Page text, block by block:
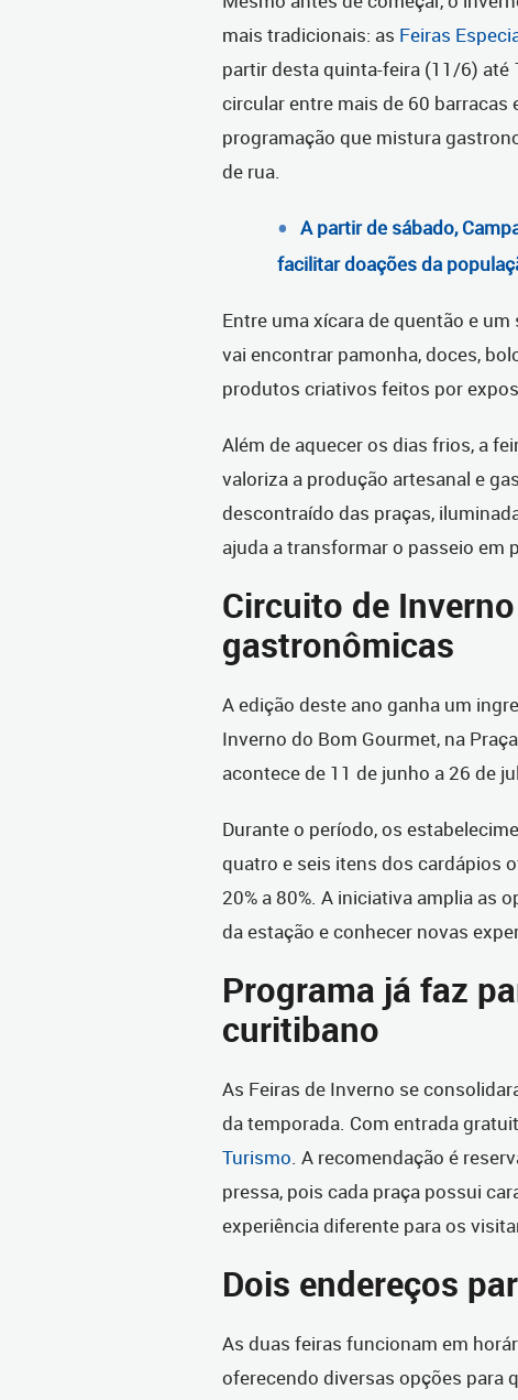
mais tradicionais: as Feiras
partir desta quinta-feira (11/6) até
circular entre mais de 60 barracas
programação que mistura
de rua.
A partir de sábado,
facilitar doações da
Entre uma xícara de quentão e
vai encontrar pamonha, doces,
produtos criativos feitos por
Além de aquecer os dias frios, a
valoriza a produção artesanal e
descontraído das praças,
ajuda a transformar o passeio em
Circuito de
gastronômicas
A edição deste ano ganha um
Inverno do Bom Gourmet, na
acontece de 11 de junho a 26 de
Durante o período, os
quatro e seis itens dos cardápios
20% a 80%. A iniciativa amplia as
da estação e conhecer novas
Programa já faz
curitibano
As Feiras de Inverno se
da temporada. Com entrada
Turismo. A recomendação é
pressa, pois cada praça possui
experiência diferente para os
Dois endereços
As duas feiras funcionam em
oferecendo diversas opções para